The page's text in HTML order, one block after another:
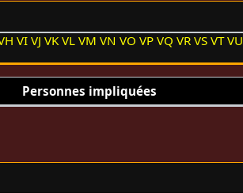
VI VJ VK VL VM VN VO VP VQ VR VS VT VU
Personnes impliquées